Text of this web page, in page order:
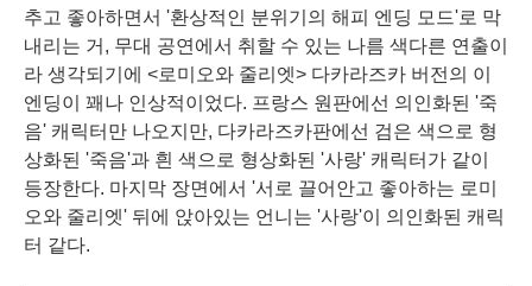
추고 좋아하면서 '환상적인 분위기의 해피 엔딩 모드'로 막
내리는 거, 무대 공연 에서 취할 수 있는 나름 색다른 연출이
라 생각되기에 <로미오와 줄리엣> 다카라즈카 버전의 이
엔딩이 꽤나 인상적이었다. 프랑스 원판에선 의인화된 '죽
음' 캐릭터만 나오지만, 다카라즈카판에선 검은 색으로 형
상화된 '죽음'과 흰 색으로 형상화된 '사랑' 캐릭터가 같이
등장한다. 마지막 장면에서 '서로 끌어안고 좋아하는 로미
오와 줄리엣' 뒤에 앉아있는 언니는 '사랑'이 의인화된 캐릭
터 같다.